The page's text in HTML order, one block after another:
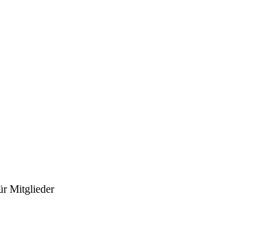
Mitglieder